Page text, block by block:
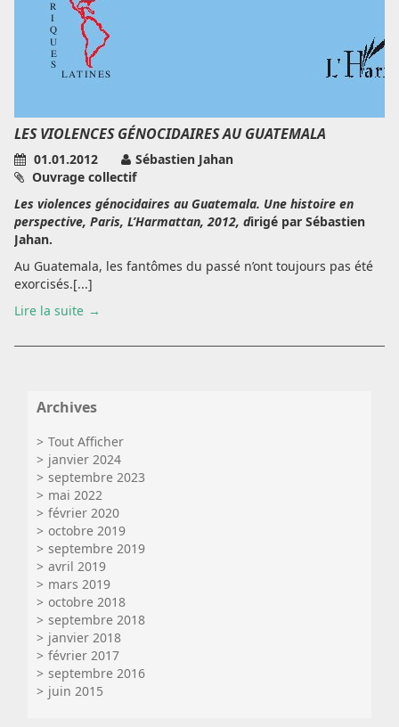
LES VIOLENCES GÉNOCIDAIRES AU GUATEMALA
01.01.2012
Sébastien Jahan
Ouvrage collectif
Les violences génocidaires au Guatemala. Une histoire en
perspective, Paris, L’Harmattan, 2012, dirigé par Sébastien
Jahan.
Au Guatemala, les fantômes du passé n’ont toujours pas été
exorcisés.[...]
Lire la suite
Archives
Tout Afficher
janvier 2024
septembre 2023
mai 2022
février 2020
octobre 2019
septembre 2019
avril 2019
mars 2019
octobre 2018
septembre 2018
janvier 2018
février 2017
septembre 2016
juin 2015